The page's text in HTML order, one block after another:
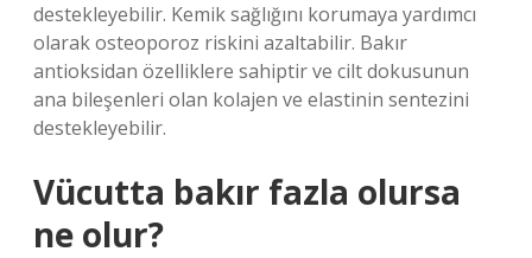
destekleyebilir. Kemik sağlığını korumaya yardımcı
olarak osteoporoz riskini azaltabilir. Bakır
antioksidan özelliklere sahiptir ve cilt dokusunun
ana bileşenleri olan kolajen ve elastinin sentezini
destekleyebilir.
Vücutta bakır fazla olursa
ne olur?